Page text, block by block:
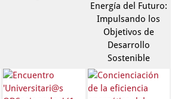
Energía del Futuro:
Impulsando los
Objetivos de
Desarrollo
Sostenible